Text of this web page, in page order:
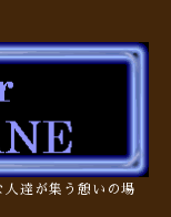
達が集う憩いの場